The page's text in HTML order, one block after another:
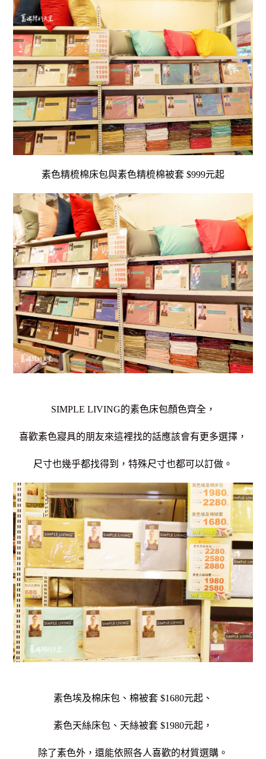
素色精梳棉床包與素色精梳棉被套 $999元起
SIMPLE LIVING的素色床包顏色齊全，
喜歡素色寢具的朋友來這裡找的話應該會有更多選擇，
尺寸也幾乎都找得到，特殊尺寸也都可以訂做。
素色埃及棉床包、棉被套 $1680元起、
素色天絲床包、天絲被套 $1980元起，
除了素色外，還能依照各人喜歡的材質選購。